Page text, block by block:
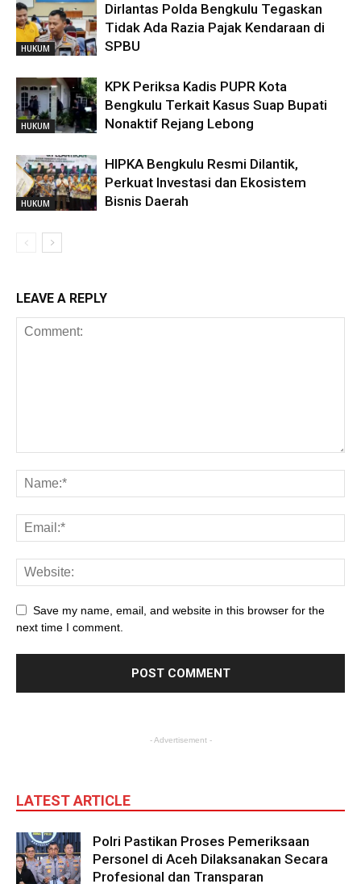
HUKUM
Dirlantas Polda Bengkulu Tegaskan
Tidak Ada Razia Pajak Kendaraan di
SPBU
HUKUM
KPK Periksa Kadis PUPR Kota
Bengkulu Terkait Kasus Suap Bupati
Nonaktif Rejang Lebong
HUKUM
HIPKA Bengkulu Resmi Dilantik,
Perkuat Investasi dan Ekosistem
Bisnis Daerah
LEAVE A REPLY
Save my name, email, and website in this browser for the
next time I comment.
- Advertisement -
LATEST ARTICLE
Polri Pastikan Proses Pemeriksaan
Personel di Aceh Dilaksanakan Secara
Profesional dan Transparan